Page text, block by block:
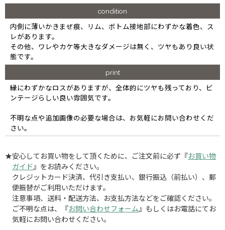
condition
内側に薄いかきまぜ痕、リム、ボトム接地部にわずかな着色、ス
レがあります。
その他、ワレやカケ等大きなダメージは無く、ツヤもあり良い状
態です。
print
縁にわずかなロスがありますが、全体的にツヤも残っており、ビ
ンテージらしい良い雰囲気です。
不明な点や追加画像の必要な場合は、お気軽にお問い合わせくだ
さい。
★安心してお買い物をして頂くために、ご注文前に必ず『お買い物
ガイド 』をお読みください。
クレジットカード決済、代引き支払い、銀行振込（前払い）、郵
便振替がご利用いただけます。
注意事項、送料・配送方法、お支払方法などをご確認ください。
ご不明な点は、『お問い合わせフォーム 』もしくはお電話にてお
気軽にお問い合わせください。